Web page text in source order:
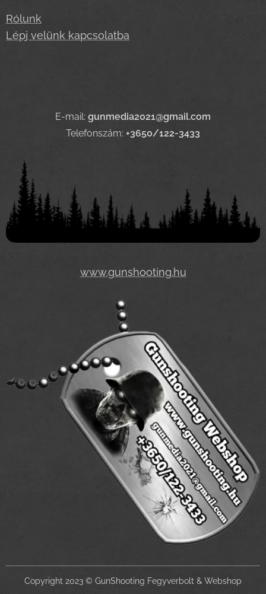
Rólunk
Lépj velünk kapcsolatba
E-mail: gunmedia2021@gmail.com
Telefonszám: +3650/122-3433
www.gunshooting.hu
Copyright 2023 © GunShooting Fegyverbolt & Webshop